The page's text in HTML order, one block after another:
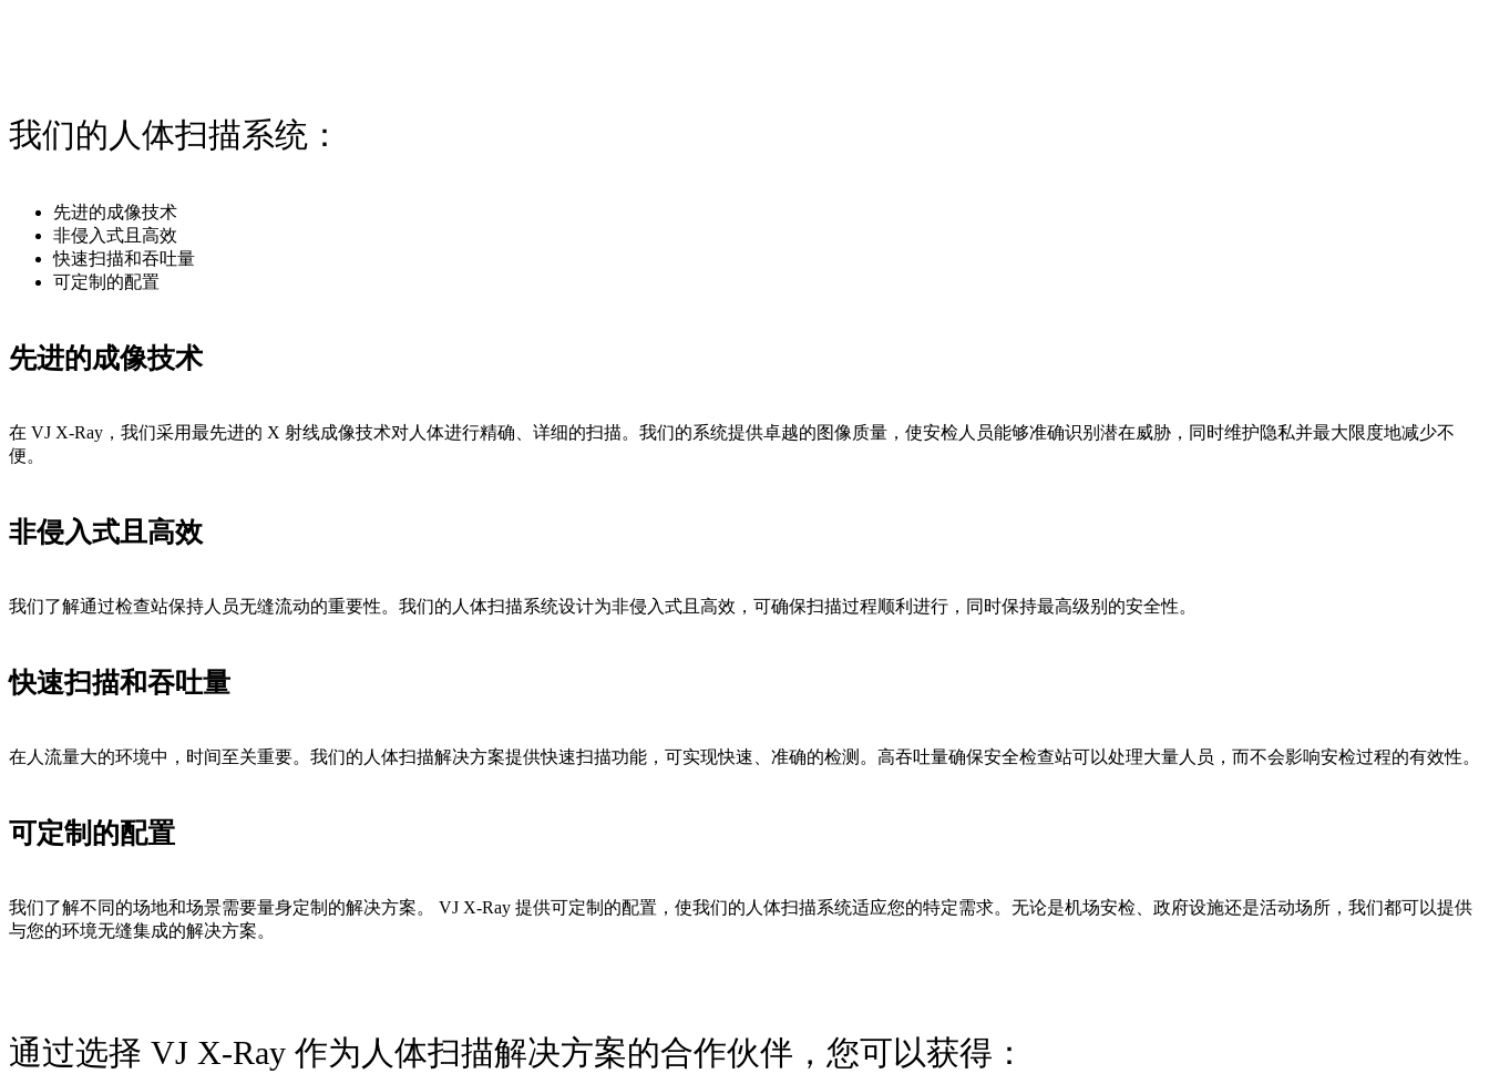
我们的人体扫描系统：
先进的成像技术
非侵入式且高效
快速扫描和吞吐量
可定制的配置
先进的成像技术
在 VJ X-Ray，我们采用最先进的 X 射线成像技术对人体进行精确、详细的扫描。我们的系统提供卓越的图像质量，使安检人员能够准确识别潜在威胁，同时维护隐私并最大限度地减少不
便。
非侵入式且高效
我们了解通过检查站保持人员无缝流动的重要性。我们的人体扫描系统设计为非侵入式且高效，可确保扫描过程顺利进行，同时保持最高级别的安全性。
快速扫描和吞吐量
在人流量大的环境中，时间至关重要。我们的人体扫描解决方案提供快速扫描功能，可实现快速、准确的检测。高吞吐量确保安全检查站可以处理大量人员，而不会影响安检过程的有效性。
可定制的配置
我们了解不同的场地和场景需要量身定制的解决方案。 VJ X-Ray 提供可定制的配置，使我们的人体扫描系统适应您的特定需求。无论是机场安检、政府设施还是活动场所，我们都可以提供
与您的环境无缝集成的解决方案。
通过选择 VJ X-Ray 作为人体扫描解决方案的合作伙伴，您可以获得：